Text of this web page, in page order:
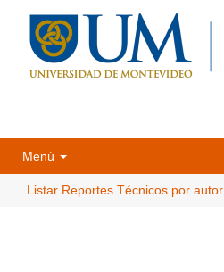
Menú
Listar Reportes Técnicos por autor